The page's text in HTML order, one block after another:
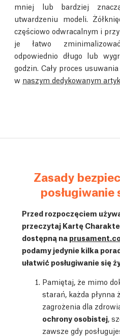
mniej lub bardziej
utwardzeniu modeli.
częściowo odwracalnym i
je łatwo
odpowiednio długo lub
godzin. Cały proces
w naszym dedykowanym
Zasady
posługiwanie
Przed rozpoczęciem
przeczytaj Kartę
dostępną na
podamy jedynie kilka
ułatwić posługiwanie się
Pamiętaj, że mimo
starań, każda płynna
zagrożenia dla
ochrony osobistej ,
zawsze gdy